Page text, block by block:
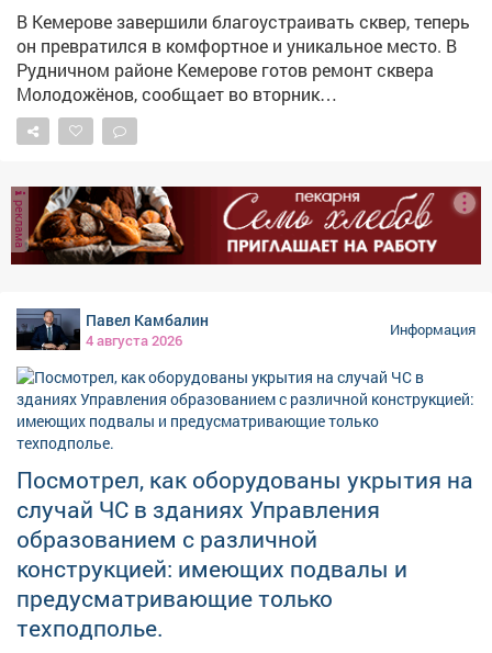
В Кемерове завершили благоустраивать сквер, теперь
он превратился в комфортное и уникальное место. В
Рудничном районе Кемерове готов ремонт сквера
Молодожёнов, сообщает во вторник
горадминистрация. – Последним штрихом стали
современные скамейки и урны. Теперь здесь можно не
сказали в мэрии.
реклама
Павел Камбалин
4 августа 2026
Информация
Посмотрел, как оборудованы укрытия на
случай ЧС в зданиях Управления
образованием с различной
конструкцией: имеющих подвалы и
предусматривающие только
техподполье.